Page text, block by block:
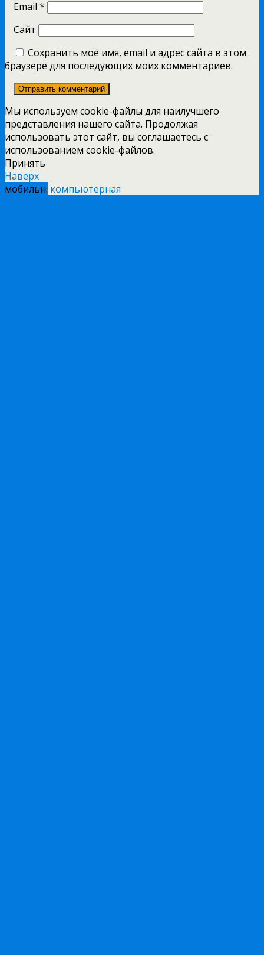
Email *
Сайт
Сохранить моё имя, email и адрес сайта в этом
браузере для последующих моих комментариев.
Мы используем cookie-файлы для наилучшего
представления нашего сайта. Продолжая
использовать этот сайт, вы соглашаетесь с
использованием cookie-файлов.
Принять
Наверх
мобильн. компьютерная